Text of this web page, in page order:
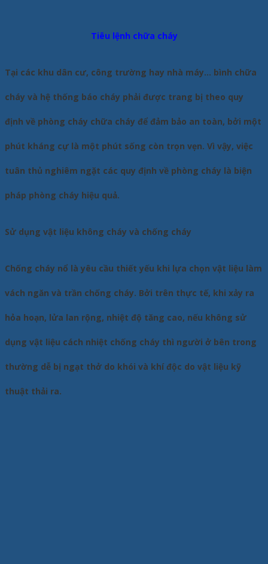
Tiêu lệnh chữa cháy
Tại các khu dân cư, công trường hay nhà máy… bình chữa
cháy và hệ thống báo cháy phải được trang bị theo quy
định về phòng cháy chữa cháy để đảm bảo an toàn, bởi một
phút kháng cự là một phút sống còn trọn vẹn. Vì vậy, việc
tuân thủ nghiêm ngặt các quy định về phòng cháy là biện
pháp phòng cháy hiệu quả.
Sử dụng vật liệu không cháy và chống cháy
Chống cháy nổ là yêu cầu thiết yếu khi lựa chọn vật liệu làm
vách ngăn và trần chống cháy. Bởi trên thực tế, khi xảy ra
hỏa hoạn, lửa lan rộng, nhiệt độ tăng cao, nếu không sử
dụng vật liệu cách nhiệt chống cháy thì người ở bên trong
thường dễ bị ngạt thở do khói và khí độc do vật liệu kỹ
thuật thải ra.